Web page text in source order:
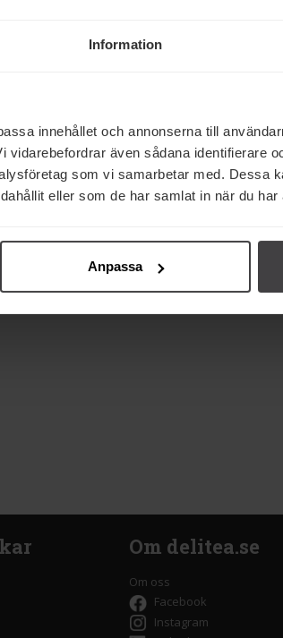
Information
innehållet och annonserna till
även sådana identifierare
som vi samarbetar med. Dessa
eller som de har samlat in när du
Anpassa
Om delitea.se
Om oss
Facebook
Instagram